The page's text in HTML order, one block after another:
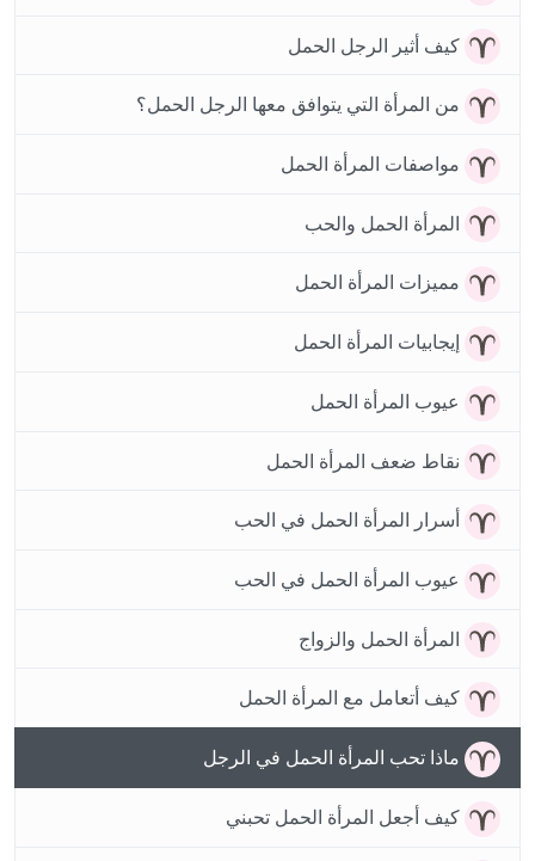
كيف أثير الرجل الحمل
من المرأة التي يتوافق معها الرجل الحمل؟
مواصفات المرأة الحمل
المرأة الحمل والحب
مميزات المرأة الحمل
إيجابيات المرأة الحمل
عيوب المرأة الحمل
نقاط ضعف المرأة الحمل
أسرار المرأة الحمل في الحب
عيوب المرأة الحمل في الحب
المرأة الحمل والزواج
كيف أتعامل مع المرأة الحمل
ماذا تحب المرأة الحمل في الرجل
كيف أجعل المرأة الحمل تحبني